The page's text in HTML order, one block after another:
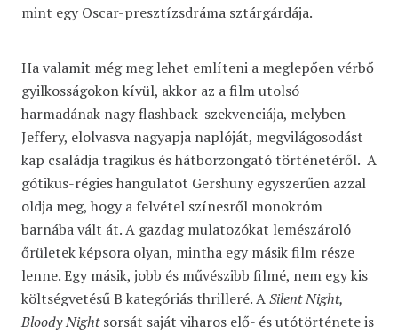
mint egy Oscar-presztízsdráma sztárgárdája.
Ha valamit még meg lehet említeni a meglepően vérbő
gyilkosságokon kívül, akkor az a film utolsó
harmadának nagy flashback-szekvenciája, melyben
Jeffery, elolvasva nagyapja naplóját, megvilágosodást
kap családja tragikus és hátborzongató történetéről. A
gótikus-régies hangulatot Gershuny egyszerűen azzal
oldja meg, hogy a felvétel színesről monokróm
barnába vált át. A gazdag mulatozókat lemészároló
őrületek képsora olyan, mintha egy másik film része
lenne. Egy másik, jobb és művészibb filmé, nem egy kis
költségvetésű B kategóriás thrilleré. ASilent Night,
Bloody Nightsorsát saját viharos elő- és utótörténete is